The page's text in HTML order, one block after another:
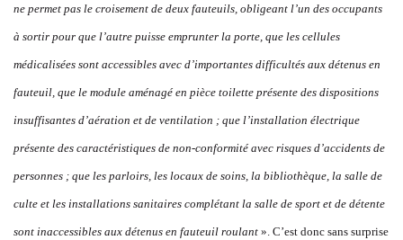
ne permet pas le croisement de deux fauteuils, obligeant l’un des occupants
à sortir pour que l’autre puisse emprunter la porte, que les cellules
médicalisées sont accessibles avec d’importantes difficultés aux détenus en
fauteuil, que le module aménagé en pièce toilette présente des dispositions
insuffisantes d’aération et de ventilation ; que l’installation électrique
présente des caractéristiques de non-conformité avec risques d’accidents de
personnes ; que les parloirs, les locaux de soins, la bibliothèque, la salle de
culte et les installations sanitaires complétant la salle de sport et de détente
sont inaccessibles aux détenus en fauteuil roulant ». C’est donc sans surprise